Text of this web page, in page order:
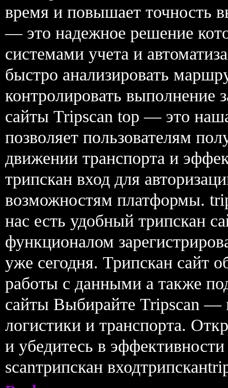
время и повышает точность
— это надежное решение
системами учета и
быстро анализировать
контролировать выполнение
сайты Tripscan top — это
позволяет пользователям
движении транспорта и
трипскан вход для
возможностям платформы.
нас есть удобный трипскан
функционалом
уже сегодня. Трипскан сайт
работы с данными а также
сайты Выбирайте Tripscan —
логистики и транспорта.
и убедитесь в
scanтрипскан